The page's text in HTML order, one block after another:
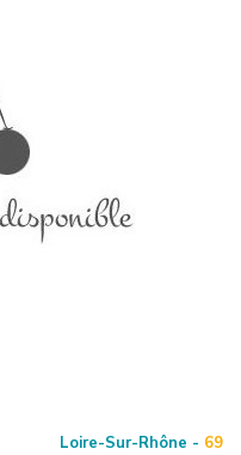
Loire-Sur-Rhône - 69